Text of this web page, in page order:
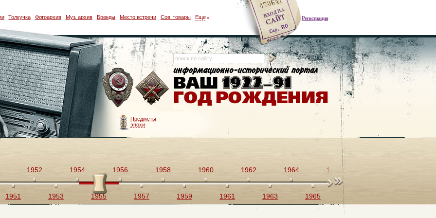
Регистрация
Толкучка Фотоархив Муз. архив Бренды Место встречи Сов. товары Еще
Предметы
эпохи
1951
1952
1953
1954
1955
1956
1957
1958
1959
1960
1961
1962
1963
1964
1965
1966